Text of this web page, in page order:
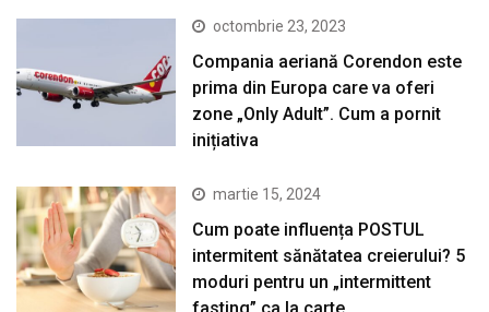
octombrie 23, 2023
Compania aeriană Corendon este
prima din Europa care va oferi
zone „Only Adult”. Cum a pornit
inițiativa
martie 15, 2024
Cum poate influența POSTUL
intermitent sănătatea creierului? 5
moduri pentru un „intermittent